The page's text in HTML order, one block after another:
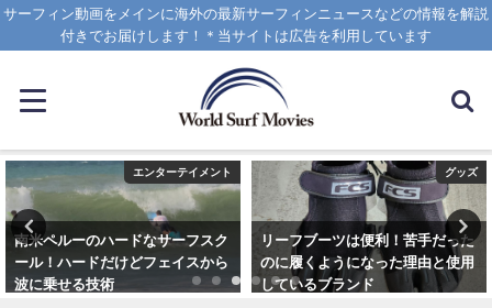
サーフィン動画をメインに海外の最新サーフィンニュースなどの情報を解説
付きでお届けします！＊当サイトは広告を利用しています
エンターテイメント
南米ペルーのハードなサーフスク
ール！ハードだけどフェイスから
波に乗せる技術
グッズ
リーフブーツは便利！苦手だった
のに履くようになった理由と使用
しているブランド